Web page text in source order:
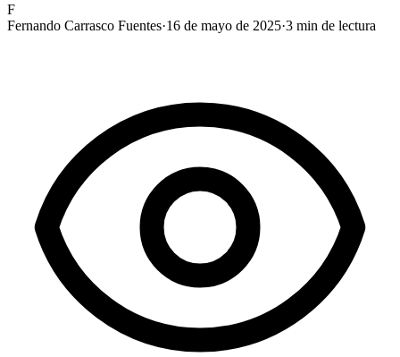
F
Fernando Carrasco Fuentes·16 de mayo de 2025·3 min de lectura